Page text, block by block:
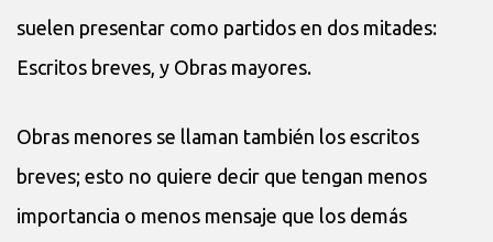
suelen presentar como partidos en dos mitades:
Escritos breves, y Obras mayores.
Obras menores se llaman también los escritos
breves; esto no quiere decir que tengan menos
importancia o menos mensaje que los demás